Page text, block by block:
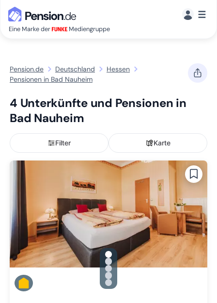
Eine Marke der Mediengruppe
☰
Pension.de Deutschland
Hessen
Pensionen in Bad Nauheim
4 Unterkünfte und Pensionen in
Bad Nauheim
Filter Karte
gallery.slide_selector
Zu Slide 1 wechseln
Zu Slide 2 wechseln
Zu Slide 3 wechseln
Zu Slide 4 wechseln
Zu Slide 5 wechseln